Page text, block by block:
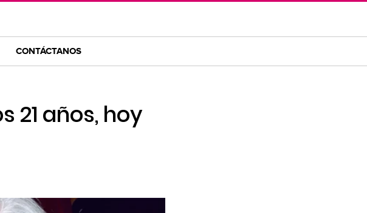
CONTÁCTANOS
21 años, hoy